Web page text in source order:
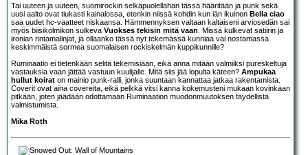
Tai uuteen ja uuteen, suomirockin selkäpuolellahan tässä hääritään ja punk sekä
uusi aalto ovat tiukasti kainalossa, etenkin niissä kohdin kun iän ikuinen Bella ciao
saa uudet hc-vaatteet niskaansa. Hämmennyksen valtaan kaltaiseni arviosedän sai
myös biisikolmikon sulkeva Vuokses tekisin mitä vaan . Missä kulkevat satiirin ja
ironian rintamalinjat, ja ollaanko tässä nyt tekemässä kunniaa vai nostamassa
keskimmäistä sormea suomalaisen rockiskelmän kuppikunnille?
Ruminaatio ei tietenkään selitä tekemisiään, eikä anna mitään valmiiksi pureskeltuja
vastauksia vaan jättää vastuun kuulijalle. Mitä siis jää lopulta käteen? Ampukaa
hullut koirat on mainio punk-ralli, jonka suuntaan kannattaa jatkaa rakentamista.
Coverit ovat aina covereita, eikä pelkkä vitsi kanna kokemusteni mukaan kovinkaan
pitkään, joten jäädään odottamaan Ruminaation muodonmuutoksen täydellistä
valmistumista.
Mika Roth